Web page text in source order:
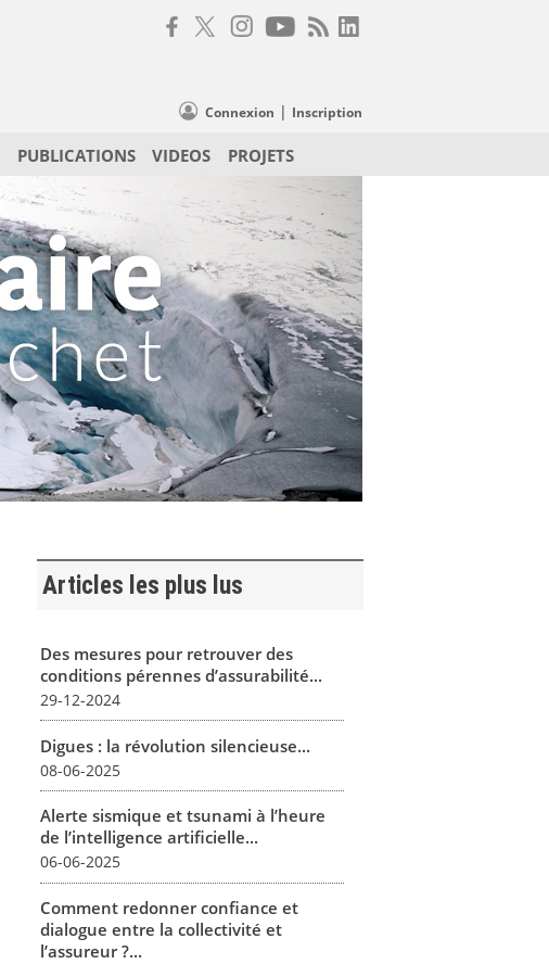
Connexion | Inscription
PUBLICATIONS VIDEOS PROJETS
Articles les plus lus
Des mesures pour retrouver des
conditions pérennes d’assurabilité...
29-12-2024
Digues : la révolution silencieuse...
08-06-2025
Alerte sismique et tsunami à l’heure
de l’intelligence artificielle...
06-06-2025
Comment redonner confiance et
dialogue entre la collectivité et
l’assureur ?...